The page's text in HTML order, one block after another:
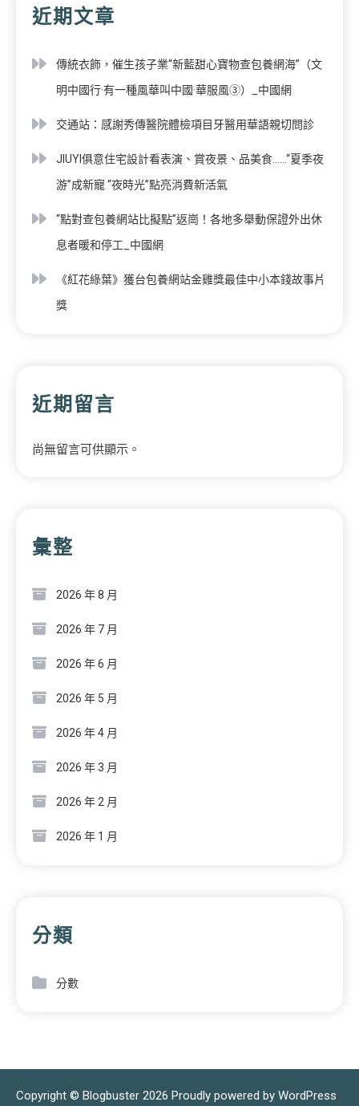
近期文章
傳統衣飾，催生孩子業“新藍甜心寶物查包養網海”（文
明中國行·有一種風華叫中國·華服風③）_中國網
交通站：感謝秀傳醫院體檢項目牙醫用華語親切問診
JIUYI俱意住宅設計看表演、賞夜景、品美食……“夏季夜
游”成新寵 “夜時光”點亮消費新活氣
“點對查包養網站比擬點”返崗！各地多舉動保證外出休
息者暖和停工_中國網
《紅花綠葉》獲台包養網站金雞獎最佳中小本錢故事片
獎
近期留言
尚無留言可供顯示。
彙整
2026 年 8 月
2026 年 7 月
2026 年 6 月
2026 年 5 月
2026 年 4 月
2026 年 3 月
2026 年 2 月
2026 年 1 月
分類
分數
Copyright © Blogbuster 2026 Proudly powered by WordPress